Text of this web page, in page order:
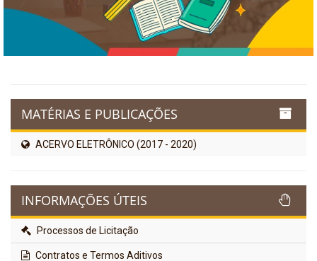
MATÉRIAS E PUBLICAÇÕES
ACERVO ELETRÔNICO (2017 - 2020)
INFORMAÇÕES ÚTEIS
Processos de Licitação
Contratos e Termos Aditivos